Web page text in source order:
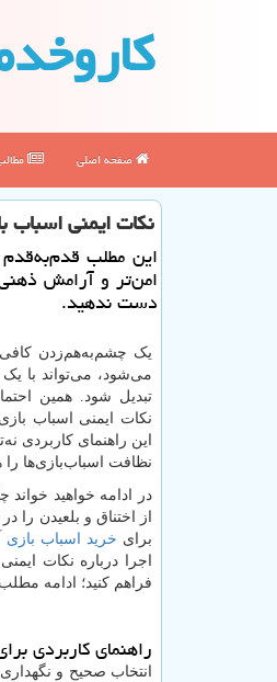
صفحه اصلی
نکات ایمنی اسباب
این مطلب
امن‌تر و آرامش
دست ندهید.
یک چشم‌به‌هم‌زدن
می‌شود، می‌تواند با
تبدیل شود. همین
نکات ایمنی اسباب
این راهنمای کاربردی
نظافت اسباب‌بازی‌ها
در ادامه خواهید
از اختناق و بلعیدن را
برای خرید اسباب بازی
اجرا درباره نکات
فراهم کنید؛ ادامه
راهنمای کاربردی
انتخاب صحیح و